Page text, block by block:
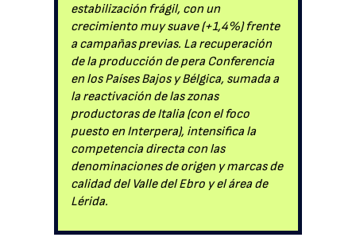
estabilización frágil, con un
crecimiento muy suave (+1,4%) frente
a campañas previas. La recuperación
de la producción de pera Conferencia
en los Países Bajos y Bélgica, sumada a
la reactivación de las zonas
productoras de Italia (con el foco
puesto en Interpera), intensifica la
competencia directa con las
denominaciones de origen y marcas de
calidad del Valle del Ebro y el área de
Lérida.